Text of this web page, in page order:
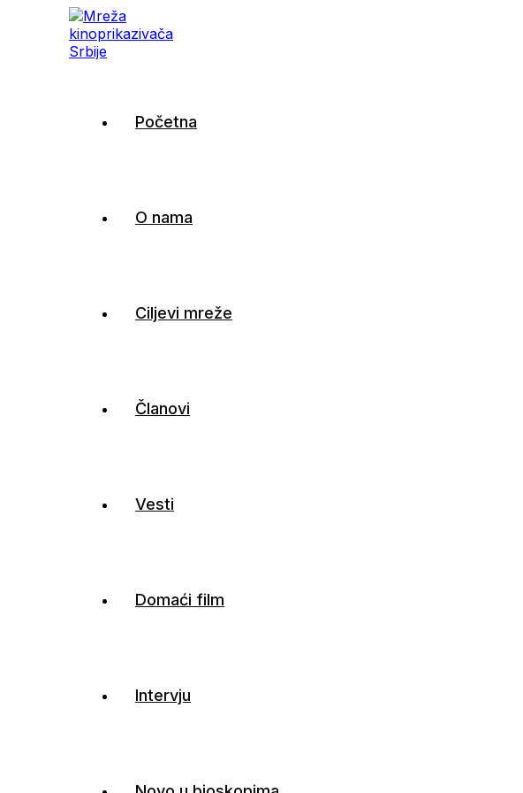
Početna
O nama
Ciljevi mreže
Članovi
Vesti
Domaći film
Intervju